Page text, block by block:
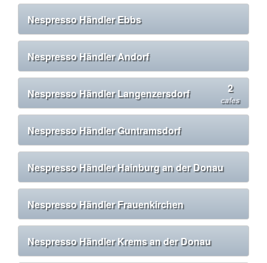
Nespresso Händler Ebbs
Nespresso Händler Andorf
Nespresso Händler Langenzersdorf 2
cafes
Nespresso Händler Guntramsdorf
Nespresso Händler Hainburg an der Donau
Nespresso Händler Frauenkirchen
Nespresso Händler Krems an der Donau